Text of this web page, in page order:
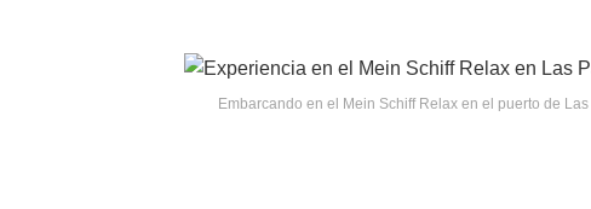
Embarcando en el Mein Schiff Relax en el puerto de